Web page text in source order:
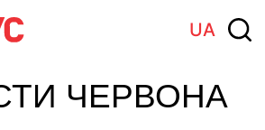
UA
ЧЕРВОНА